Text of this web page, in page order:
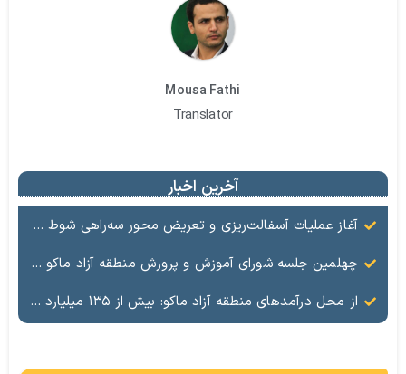
Mousa Fathi
Translator
آخرین اخبار
آغاز عملیات آسفالت‌ریزی و تعریض محور سه‌راهی شوط تا پل عظیم‌کندی با اعتبار ۱۳۰ میلیارد تومان
چهلمین جلسه شورای آموزش و پرورش منطقه آزاد ماکو برگزار شد
از محل درآمدهای منطقه آزاد ماکو: بیش از ۱۳۵ میلیارد ریال در حوزه سلامت و بهداشت و درمان هزینه شد